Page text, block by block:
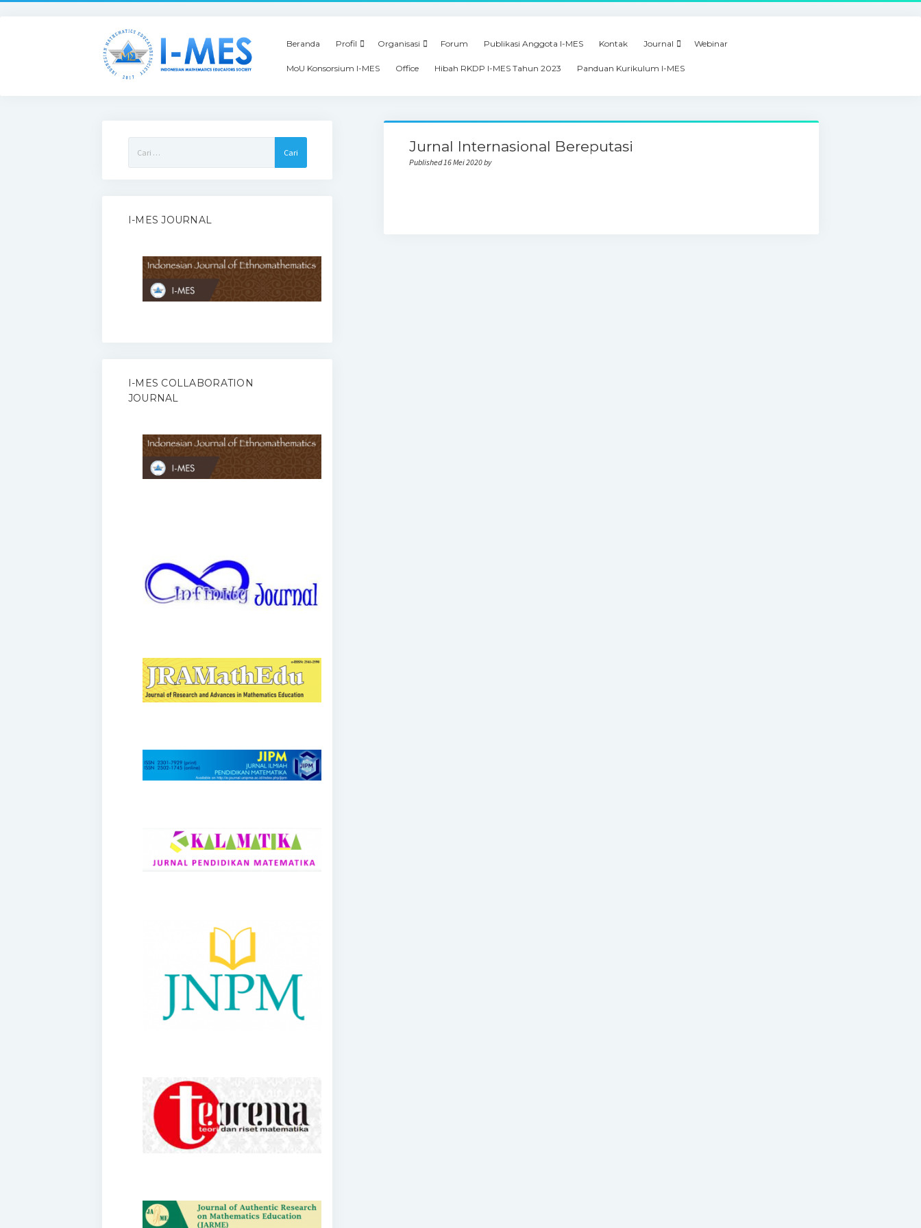
Beranda Profil Organisasi Forum Publikasi Anggota I-MES Kontak Journal Webinar
MoU Konsorsium I-MES Office Hibah RKDP I-MES Tahun 2023 Panduan Kurikulum I-MES
untuk:
I-MES JOURNAL
I-MES COLLABORATION
JOURNAL
Jurnal Internasional Bereputasi
Published 16 Mei 2020 by